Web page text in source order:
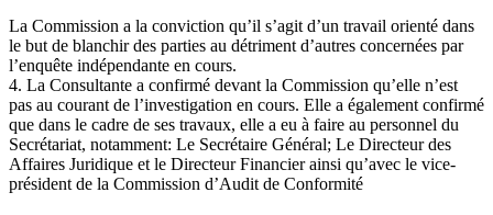
La Commission a la conviction qu’il s’agit d’un travail orienté dans
le but de blanchir des parties au détriment d’autres concernées par
l’enquête indépendante en cours.
4. La Consultante a confirmé devant la Commission qu’elle n’est
pas au courant de l’investigation en cours. Elle a également confirmé
que dans le cadre de ses travaux, elle a eu à faire au personnel du
Secrétariat, notamment: Le Secrétaire Général; Le Directeur des
Affaires Juridique et le Directeur Financier ainsi qu’avec le vice-
président de la Commission d’Audit de Conformité